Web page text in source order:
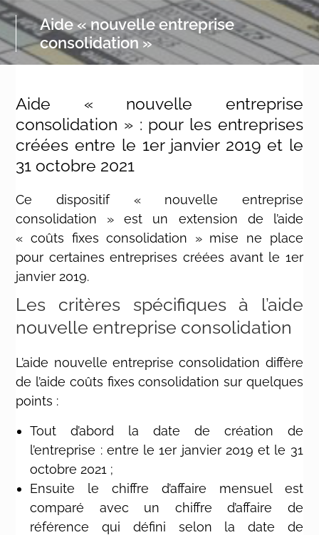
Aide « nouvelle entreprise
consolidation »
Aide « nouvelle entreprise
consolidation » : pour les entreprises
créées entre le 1er janvier 2019 et le
31 octobre 2021
Ce dispositif « nouvelle entreprise
consolidation » est un extension de l’aide
« coûts fixes consolidation » mise ne place
pour certaines entreprises créées avant le 1er
janvier 2019.
Les critères spécifiques à l’aide
nouvelle entreprise consolidation
L’aide nouvelle entreprise consolidation diffère
de l’aide coûts fixes consolidation sur quelques
points :
Tout d’abord la date de création de
l’entreprise : entre le 1er janvier 2019 et le 31
octobre 2021 ;
Ensuite le chiffre d’affaire mensuel est
comparé avec un chiffre d’affaire de
référence qui défini selon la date de